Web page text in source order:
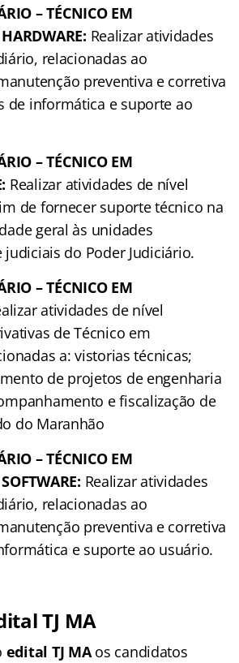
– TÉCNICO EM
Realizar atividades
relacionadas ao
preventiva e corretiva
de informática e suporte ao
– TÉCNICO EM
Realizar atividades de nível
de fornecer suporte técnico na
geral às unidades
do Poder Judiciário.
– TÉCNICO EM
atividades de nível
de Técnico em
a: vistorias técnicas;
de projetos de engenharia
e fiscalização de
do Maranhão
– TÉCNICO EM
Realizar atividades
relacionadas ao
preventiva e corretiva
e suporte ao usuário.
TJ MA
edital TJ MAos candidatos